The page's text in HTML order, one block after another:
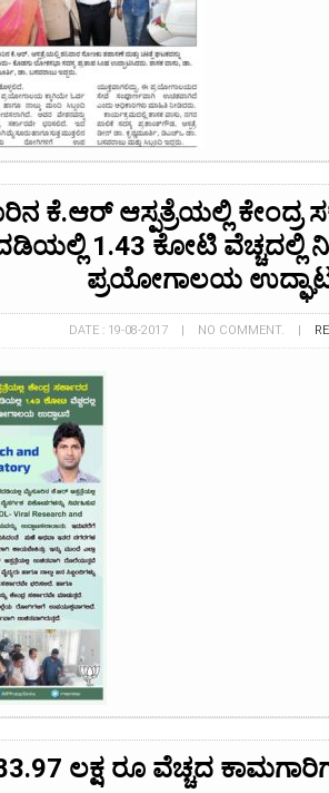
ಕೆ.ಆರ್ ಆಸ್ಪತ್ರೆಯಲ್ಲಿ ಕೇಂದ್ರ
1.43 ಕೋಟಿ ವೆಚ್ಚದಲ್ಲಿ
ಪ್ರಯೋಗಾಲಯ
DATE : 19-08-2017 | NO COMMENT. |
ಲಕ್ಷ ರೂ ವೆಚ್ಚದ